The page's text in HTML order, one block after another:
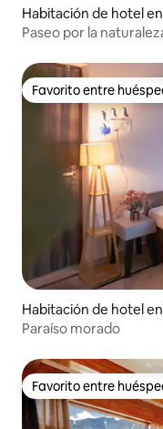
Habitación de hotel
Paseo por la
Favorito entre
Favorito entre
Habitación de hotel
Paraíso morado
Favorito entre
Favorito entre